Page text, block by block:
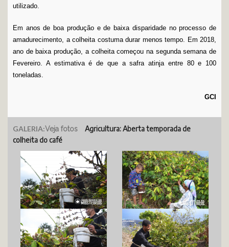
utilizado.
Em anos de boa produção e de baixa disparidade no processo de
amadurecimento, a colheita costuma durar menos tempo. Em 2018,
ano de baixa produção, a colheita começou na segunda semana de
Fevereiro. A estimativa é de que a safra atinja entre 80 e 100
toneladas.
GCI
GALERIA:Veja fotos
Agricultura: Aberta temporada de
colheita do café